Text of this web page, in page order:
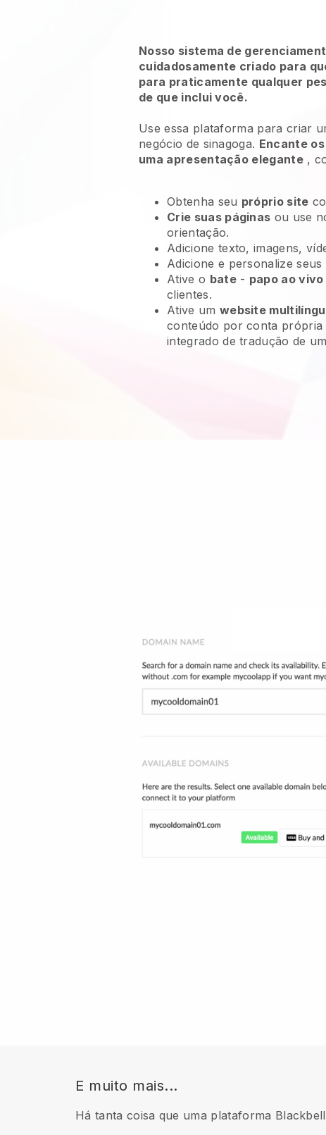
Nosso sistema de
cuidadosamente criado para
para praticamente qualquer
de que inclui você.
Use essa plataforma para criar
negócio de sinagoga. Encante
uma apresentação elegante ,
Obtenha seu próprio site
Crie suas páginas ou use
orientação.
Adicione texto, imagens,
Adicione e personalize seus
Ative o bate- papo ao vivo
clientes.
Ative um website
conteúdo por conta
integrado de tradução de
E muito mais...
Há tanta coisa que uma plataforma